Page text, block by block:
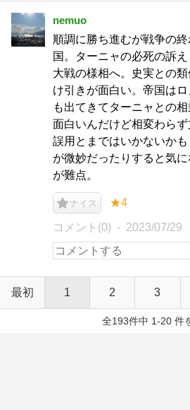
nemuo
順調に勝ち進むが戦争の
国。ターニャの必死の訴
大戦の様相へ。史実との
け引きが面白い。帝国は
も出てきてターニャとの相
面白いんだけど相変わらず
誤用とまではいかないか
が微妙だったりすると気
が難点。
ナイス ★4
コメント(0) 2023/07/29
最初 1 2 3
全193件中 1-20 件